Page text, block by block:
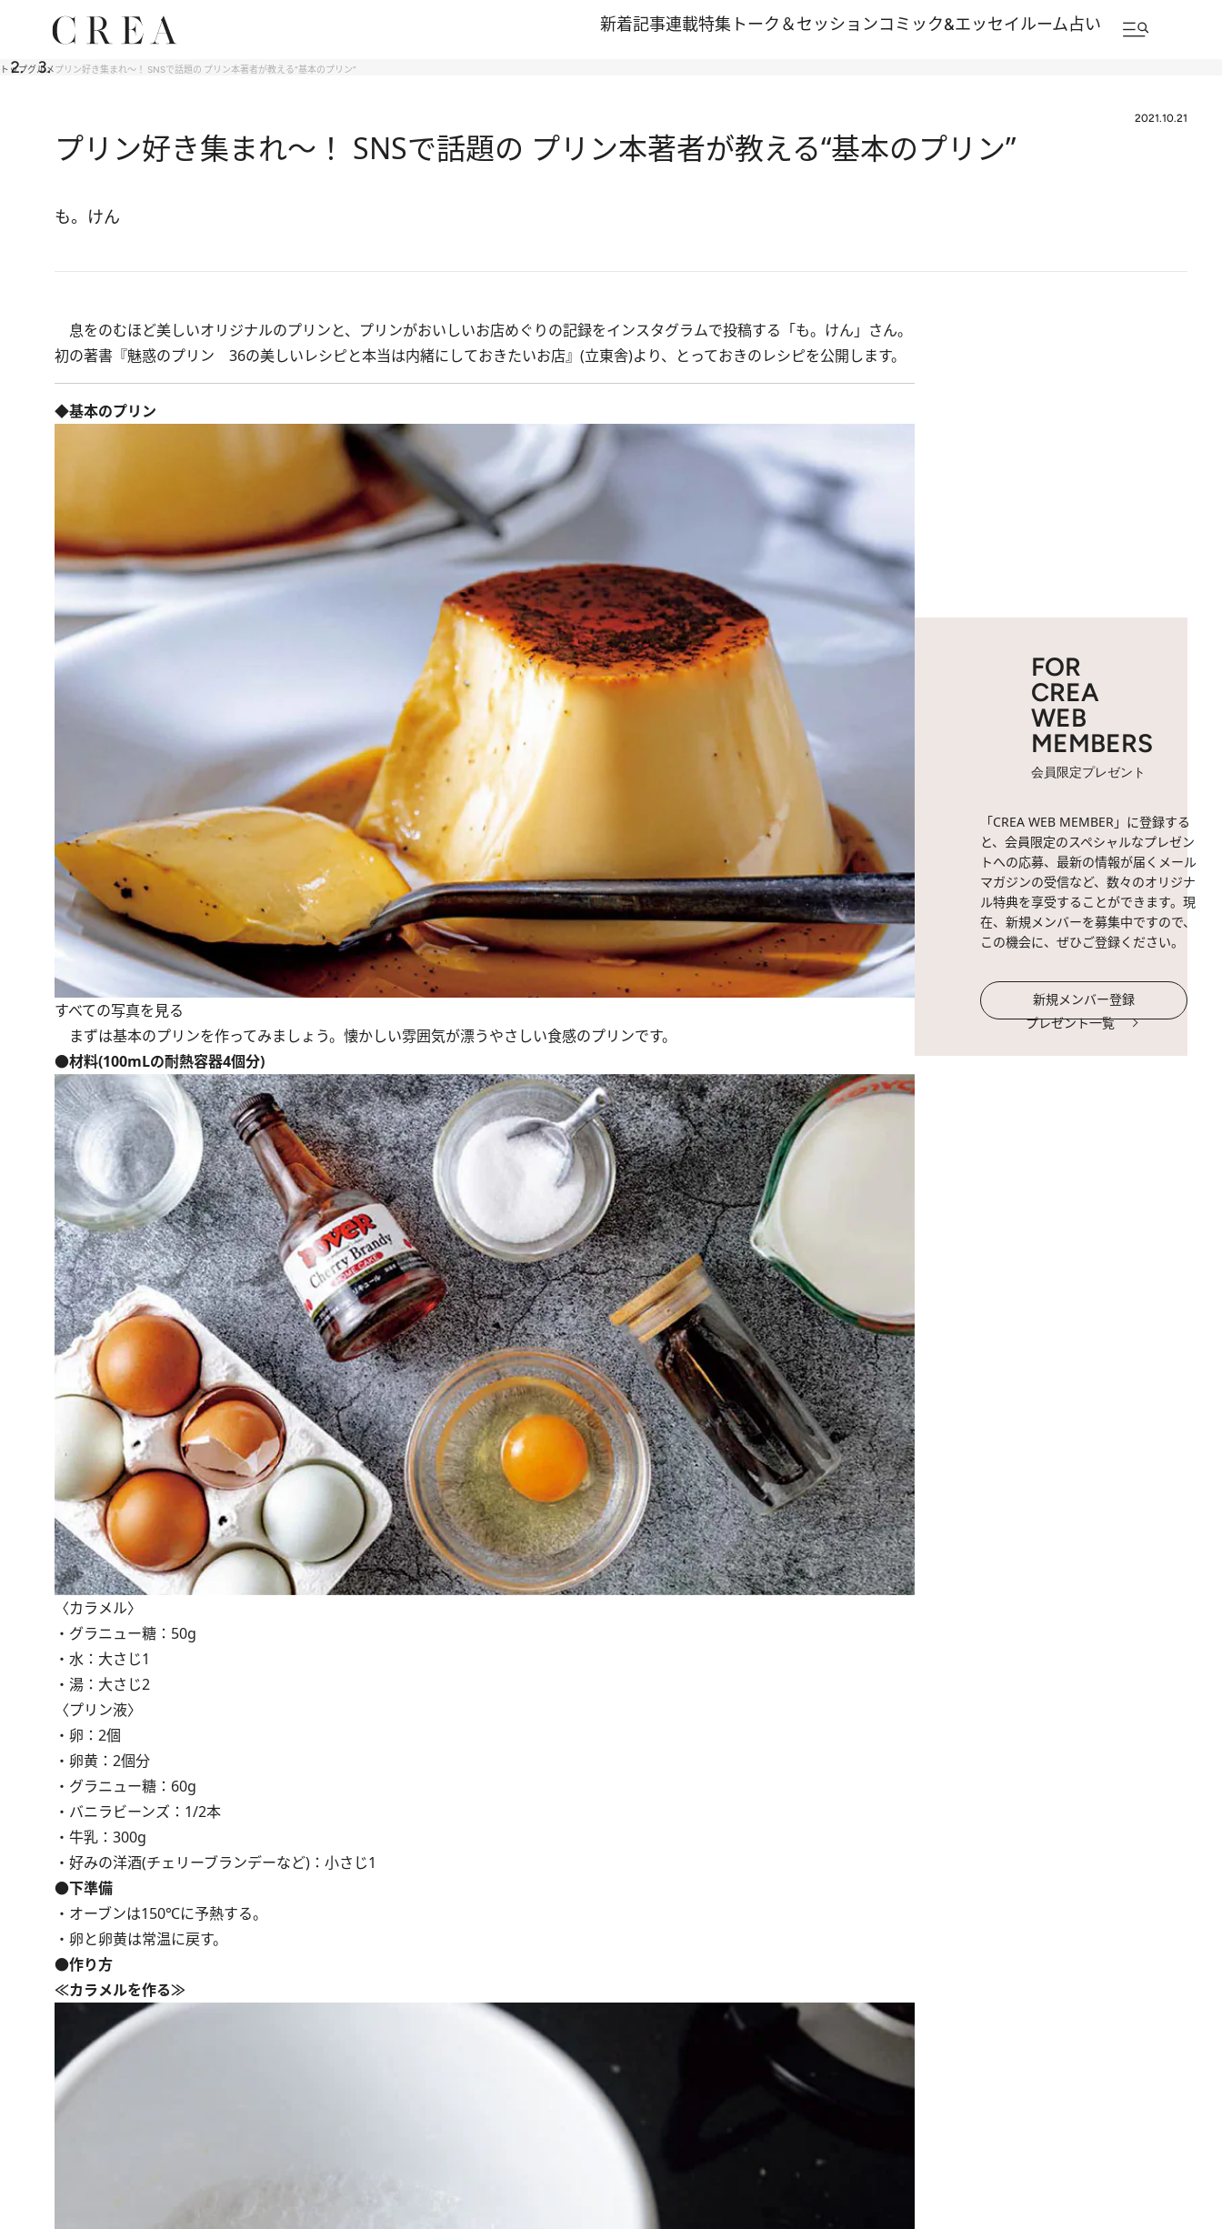
新着記事連載特集 トーク＆セッションコミック&エッセイルーム占い
トップグルメプリン好き集まれ～！ SNSで話題の プリン本著者が教える“基本のプリン”
2021.10.21
プリン好き集まれ～！ SNSで話題の プリン本著者が教える“基本のプリン”
も。けん
息をのむほど美しいオリジナルのプリンと、プリンがおいしいお店めぐりの記録をインスタグラムで投稿する「も。けん」さん。
初の著書『魅惑のプリン 36の美しいレシピと本当は内緒にしておきたいお店』(立東舎)より、とっておきのレシピを公開します。
◆基本のプリン
すべての写真を見る
まずは基本のプリンを作ってみましょう。懐かしい雰囲気が漂うやさしい食感のプリンです。
●材料(100mLの耐熱容器4個分)
〈カラメル〉
・グラニュー糖：50g
・水：大さじ1
・湯：大さじ2
〈プリン液〉
・卵：2個
・卵黄：2個分
・グラニュー糖：60g
・バニラビーンズ：1/2本
・牛乳：300g
・好みの洋酒(チェリーブランデーなど)：小さじ1
●下準備
・オーブンは150℃に予熱する。
・卵と卵黄は常温に戻す。
●作り方
≪カラメルを作る≫
FOR
CREA
WEB
MEMBERS
会員限定プレゼント
「CREA WEB MEMBER」に登録する
と、会員限定のスペシャルなプレゼン
トへの応募、最新の情報が届くメール
マガジンの受信など、数々のオリジナ
ル特典を享受することができます。現
在、新規メンバーを募集中ですので、
この機会に、ぜひご登録ください。
新規メンバー登録
プレゼント一覧